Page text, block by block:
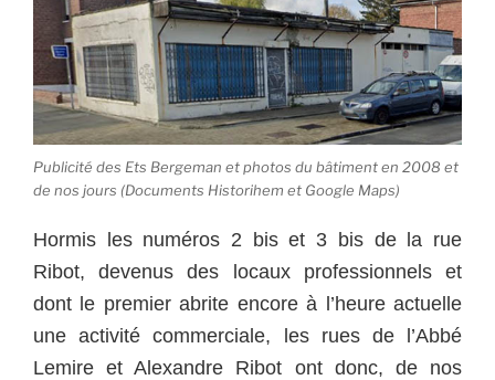
Publicité des Ets Bergeman et photos du bâtiment en 2008 et
de nos jours (Documents Historihem et Google Maps)
Hormis les numéros 2 bis et 3 bis de la rue
Ribot, devenus des locaux professionnels et
dont le premier abrite encore à l’heure actuelle
une activité commerciale, les rues de l’Abbé
Lemire et Alexandre Ribot ont donc, de nos